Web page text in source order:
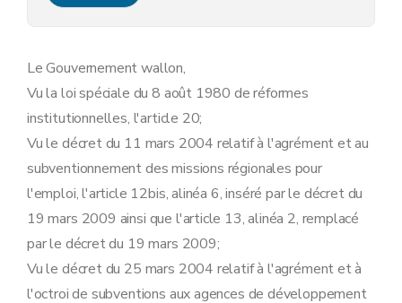
Section 1re
Art. 13
Section 3 Administrateurs
Art. 15
Frais de fonctionnement
Art. 16
Art. 17
Chapitre IV Investissements
Art. 19
Art. 20
Art. 21
Art. 22
Chapitre V
Bénéfice raisonnable et fonds affectés
Le Gouvernement wallon,
Vu la loi spéciale du 8 août 1980 de réformes
institutionnelles, l'article 20;
Vu le décret du 11 mars 2004 relatif à l'agrément et au
subventionnement des missions régionales pour
l'emploi, l'article 12bis, alinéa 6, inséré par le décret du
19 mars 2009 ainsi que l'article 13, alinéa 2, remplacé
par le décret du 19 mars 2009;
Vu le décret du 25 mars 2004 relatif à l'agrément et à
l'octroi de subventions aux agences de développement